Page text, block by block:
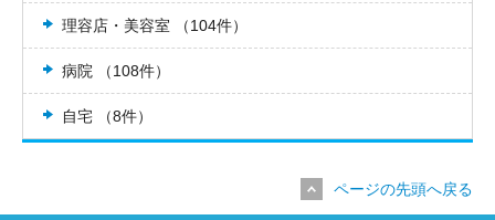
理容店・美容室 （104件）
病院 （108件）
自宅 （8件）
ページの先頭へ戻る